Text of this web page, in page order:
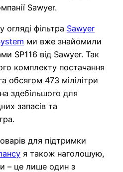
Sawyer.
фільтра Sawyer
ми вже знайомили
SP116 від Sawyer. Так
комплекту постачання
обсягом 473 мілілітри
здебільшого для
запасів та
для підтримки
я також наголошую,
– це лише один з